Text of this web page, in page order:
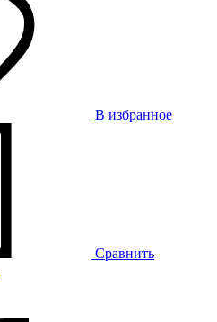
В избранное
Сравнить